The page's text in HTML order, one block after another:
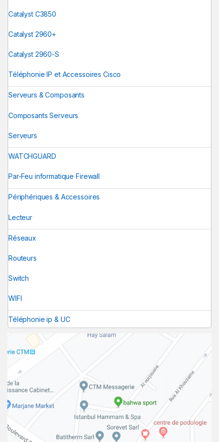
Catalyst C3850
Catalyst 2960+
Catalyst 2960-S
Téléphonie IP et Accessoires Cisco
Serveurs & Composants
Composants Serveurs
Serveurs
WATCHGUARD
Par-Feu informatique Firewall
Périphériques & Accessoires
Lecteur
Réseaux
Routeurs
Switch
WIFI
Téléphonie ip & UC